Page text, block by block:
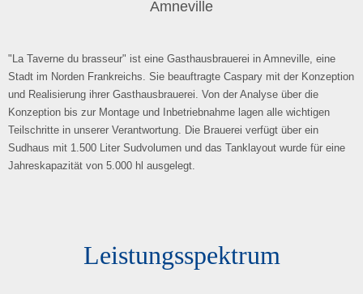
Amneville
"La Taverne du brasseur" ist eine Gasthausbrauerei in Amneville, eine
Stadt im Norden Frankreichs. Sie beauftragte Caspary mit der Konzeption
und Realisierung ihrer Gasthausbrauerei. Von der Analyse über die
Konzeption bis zur Montage und Inbetriebnahme lagen alle wichtigen
Teilschritte in unserer Verantwortung. Die Brauerei verfügt über ein
Sudhaus mit 1.500 Liter Sudvolumen und das Tanklayout wurde für eine
Jahreskapazität von 5.000 hl ausgelegt.
Leistungsspektrum